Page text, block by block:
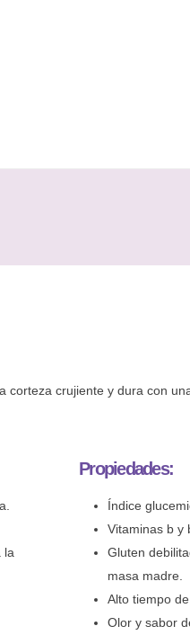
corteza crujiente y dura con
la
Propiedades:
Índice
Vitaminas b y
Gluten
masa madre.
Alto tiempo
Olor y sabor